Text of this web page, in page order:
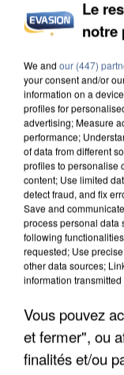
INCENDIES :
DE SOLIDARITÉ
APRÈS TOUTES
DE FAUNE
Le
notre
We and our (447)
your consent and/or
information on a
profiles for
advertising; Measure
performance;
of data from different
profiles to personalise
content; Use limited
detect fraud, and fix
Save and
process personal data
following
requested; Use
other data sources;
information
Vous pouvez
et fermer", ou
finalités et/ou